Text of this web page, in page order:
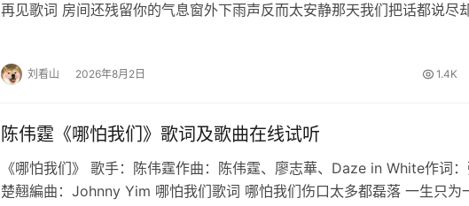
再见歌词 房间还残留你的气息窗外下雨声反而太安静那天我们把话都说尽
刘看山 2026年8月2日 1.4K
陈伟霆《哪怕我们》歌词及歌曲在线试听
《哪怕我们》 歌手：陈伟霆作曲：陈伟霆、廖志華、Daze in White作词
楚翹編曲：Johnny Yim 哪怕我们歌词 哪怕我们伤口太多都磊落 一生只为